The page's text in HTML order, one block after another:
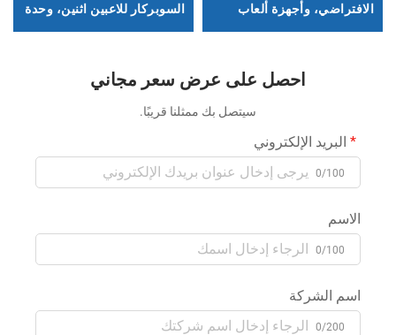
الافتراضي، وأجهزة ألعاب
السوبركار للاعبين اثنين، وحدة
احصل على عرض سعر مجاني
سيتصل بك ممثلنا قريبًا.
البريد الإلكتروني
0/100
الاسم
0/100
اسم الشركة
0/200